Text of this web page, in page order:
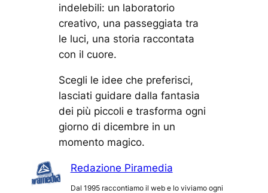
indelebili: un laboratorio
creativo, una passeggiata tra
le luci, una storia raccontata
con il cuore.
Scegli le idee che preferisci,
lasciati guidare dalla fantasia
dei più piccoli e trasforma ogni
giorno di dicembre in un
momento magico.
Redazione Piramedia
Dal 1995 raccontiamo il web e lo viviamo ogni